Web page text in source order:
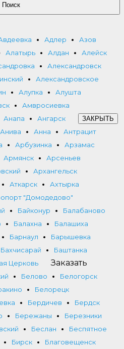
Поиск
Адлер
Азов
Алатырь Алдан
Алейск
Александровск
Александровское
Алупка
Алушта
Амвросиевка
Анапа
Ангарск
Анива Анна
Антрацит
Арбузинка
Арзамас
Армянск
Арсеньев
Архангельск
Аткарск
Ахтырка
"Домодедово"
Байконур
Балабаново
Балахна
Балашиха
Барнаул
Барышевка
Бахчисарай
Баштанка
Церковь
Белово
Белогорск
Белорецк
Бердичев
Бердск
Бережаны
Березники
Беслан
Беспятное
Бирск
Благовещенск
ЗАКРЫТЬ
Заказать